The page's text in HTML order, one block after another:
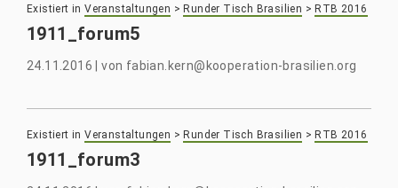
Existiert in Veranstaltungen > Runder Tisch Brasilien > RTB 2016
1911_forum5
24.11.2016 |von fabian.kern@kooperation-brasilien.org
Existiert in Veranstaltungen > Runder Tisch Brasilien > RTB 2016
1911_forum3